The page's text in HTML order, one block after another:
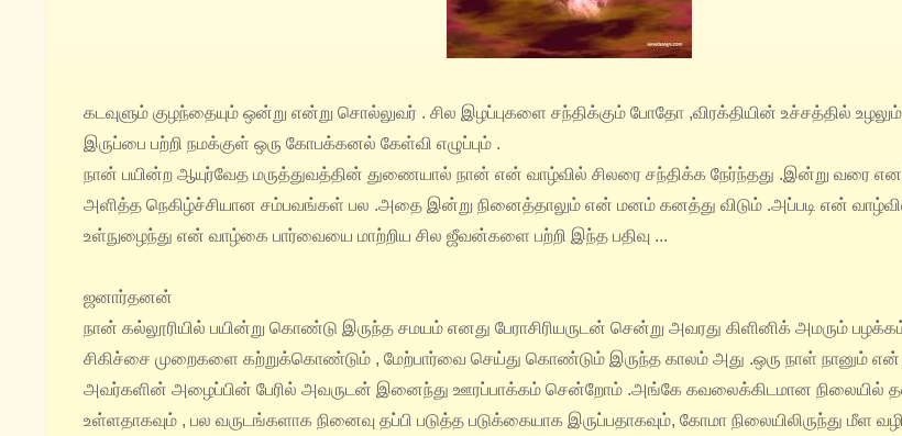
கடவுளும் குழந்தையும் ஒன்று என்று சொல்லுவர் . சில இழப்புகளை சந்திக்கும் போதோ ,விரக்தியின் உச்சத்தில்
இருப்பை பற்றி நமக்குள் ஒரு கோபக்கனல் கேள்வி எழுப்பும் .
நான் பயின்ற ஆயுர்வேத மருத்துவத்தின் துணையால் நான் என் வாழ்வில் சிலரை சந்திக்க நேர்ந்தது .இன்று வரை
அளித்த நெகிழ்ச்சியான சம்பவங்கள் பல .அதை இன்று நினைத்தாலும் என் மனம் கனத்து விடும் .அப்படி என்
உள்நுழைந்து என் வாழ்கை பார்வையை மாற்றிய சில ஜீவன்களை பற்றி இந்த பதிவு ...
ஜனார்தனன்
நான் கல்லூரியில் பயின்று கொண்டு இருந்த சமயம் எனது பேராசிரியருடன் சென்று அவரது கிளினிக் அமரும்
சிகிச்சை முறைகளை கற்றுக்கொண்டும் , மேற்பார்வை செய்து கொண்டும் இருந்த காலம் அது .ஒரு நாள் நானும் என்
அவர்களின் அழைப்பின் பேரில் அவருடன் இனைந்து ஊரப்பாக்கம் சென்றோம் .அங்கே கவலைக்கிடமான நிலையில்
உள்ளதாகவும் , பல வருடங்களாக நினைவு தப்பி படுத்த படுக்கையாக இருப்பதாகவும், கோமா நிலையிலிருந்து மீள